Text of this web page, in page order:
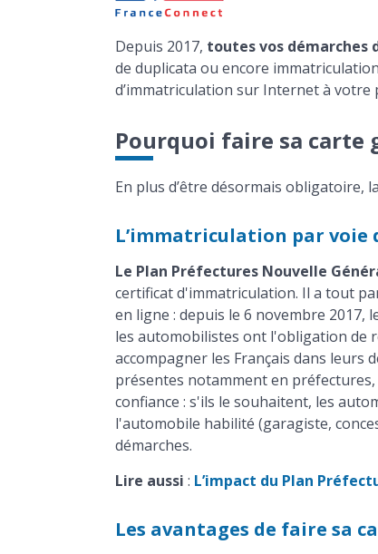
Depuis 2017, toutes vos démarches
de duplicata ou encore
d’immatriculation sur Internet à votre
Pourquoi faire sa carte
En plus d’être désormais obligatoire,
L’immatriculation par
Le Plan Préfectures Nouvelle
certificat d'immatriculation. Il a tout
en ligne : depuis le 6 novembre
les automobilistes ont l'obligation de
accompagner les Français dans leurs
présentes notamment en
confiance : s'ils le souhaitent, les
l'automobile habilité (garagiste,
démarches.
Lire aussi : L’impact du Plan
Les avantages de faire sa